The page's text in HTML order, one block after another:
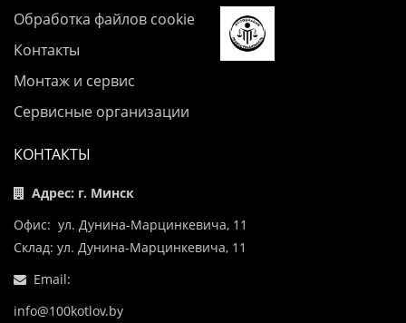
Обработка файлов cookie
Контакты
Монтаж и сервис
Сервисные организации
КОНТАКТЫ
Адрес: г. Минск
Офис: ул. Дунина-Марцинкевича, 11
Склад: ул. Дунина-Марцинкевича, 11
Email:
info@100kotlov.by